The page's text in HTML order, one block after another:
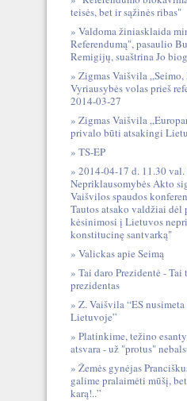
teisės, bet ir sąžinės ribas"
Valdoma žiniasklaida
Referendumą", pasaulio
Remigijų, suaštrina Jo
Zigmas Vaišvila „Seimo,
Vyriausybės volas prieš
2014-03-27
Zigmas Vaišvila
privalo būti atsakingi
TS-EP
2014-04-17 d. 11.30
Nepriklausomybės Akto
Vaišvilos spaudos
Tautos atsako valdžiai dėl
kėsinimosi į Lietuvos
konstitucinę santvarką"
Valickas apie Seimą
Tai daro Prezidentė - Tai
prezidentas
Z. Vaišvila “ES
Lietuvoje”
Platinkime, težino
atsvara - už "protus"
Žemės gynėjas
galime pralaimėti mūšį,
karą!..”